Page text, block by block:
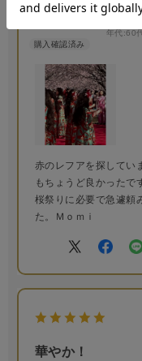
Ｍｏｍ
年代:60
赤のレフアを探してい
もちょうど良かったで
桜祭りに必要で急遽頼
た。Ｍｏｍｉ
華やか！